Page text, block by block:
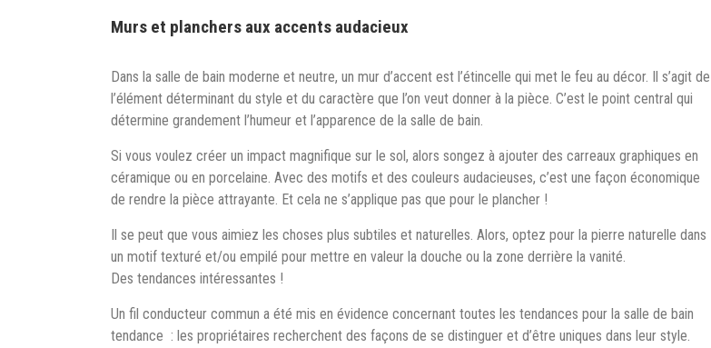
Murs et planchers aux accents audacieux
Dans la salle de bain moderne et neutre, un mur d’accent est l’étincelle qui met le feu au décor. Il s’agit de
l’élément déterminant du style et du caractère que l’on veut donner à la pièce. C’est le point central qui
détermine grandement l’humeur et l’apparence de la salle de bain.
Si vous voulez créer un impact magnifique sur le sol, alors songez à ajouter des carreaux graphiques en
céramique ou en porcelaine. Avec des motifs et des couleurs audacieuses, c’est une façon économique
de rendre la pièce attrayante. Et cela ne s’applique pas que pour le plancher !
Il se peut que vous aimiez les choses plus subtiles et naturelles. Alors, optez pour la pierre naturelle dans
un motif texturé et/ou empilé pour mettre en valeur la douche ou la zone derrière la vanité.
Des tendances intéressantes !
Un fil conducteur commun a été mis en évidence concernant toutes les tendances pour la salle de bain
tendance : les propriétaires recherchent des façons de se distinguer et d’être uniques dans leur style.